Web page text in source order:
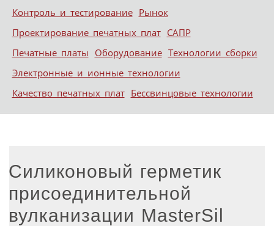
Контроль и тестирование Рынок
Проектирование печатных плат САПР
Печатные платы Оборудование Технологии сборки
Электронные и ионные технологии
Качество печатных плат Бессвинцовые технологии
Силиконовый герметик
присоединительной
вулканизации MasterSil